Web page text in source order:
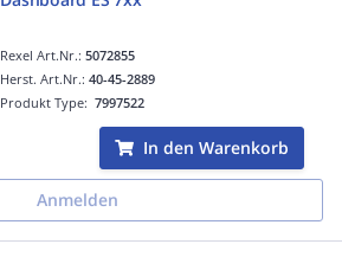
Rexel Art.Nr.:5072855
Produkt Type:7997522
Herst. Art.Nr.:40-45-2889
In den Warenkorb
Anmelden